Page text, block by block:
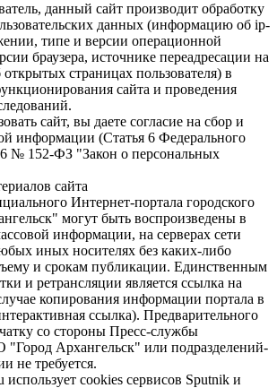
данный сайт производит обработку
данных (информацию об ip-
типе и версии операционной
браузера, источнике переадресации на
открытых страницах пользователя) в
сайта и проведения
сайт, вы даете согласие на сбор и
информации (Статья 6 Федерального
№ 152-ФЗ "Закон о персональных
сайта
Интернет-портала городского
могут быть воспроизведены в
информации, на серверах сети
иных носителях без каких-либо
и срокам публикации. Единственным
и ретрансляции является ссылка на
копирования информации портала в
ссылка). Предварительного
со стороны Пресс-службы
Архангельск" или подразделений-
не требуется.
cookies сервисов Sputnik и